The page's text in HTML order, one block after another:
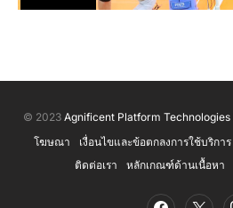
© 2023 Agnificent Platform Technologies
โฆษณา เงื่อนไขและข้อตกลงการใช้บริการ
ติดต่อเรา
หลักเกณฑ์ด้านเนื้อหา